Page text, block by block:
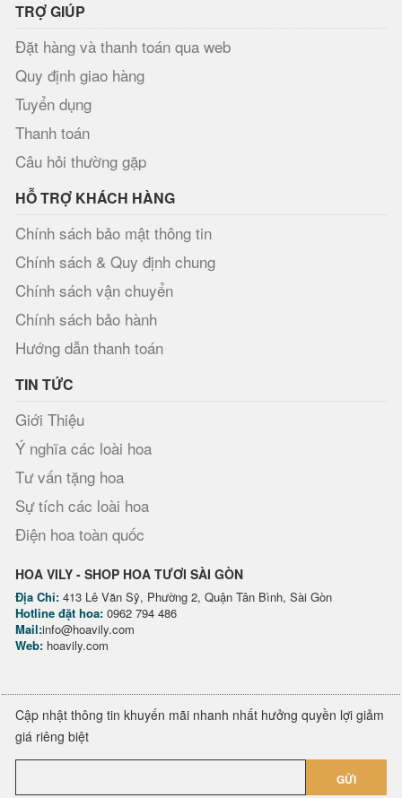
TRỢ GIÚP
Đặt hàng và thanh toán qua web
Quy định giao hàng
Tuyển dụng
Thanh toán
Câu hỏi thường gặp
HỖ TRỢ KHÁCH HÀNG
Chính sách bảo mật thông tin
Chính sách & Quy định chung
Chính sách vận chuyển
Chính sách bảo hành
Hướng dẫn thanh toán
TIN TỨC
Giới Thiệu
Ý nghĩa các loài hoa
Tư vấn tặng hoa
Sự tích các loài hoa
Điện hoa toàn quốc
HOA VILY - SHOP HOA TƯƠI SÀI GÒN
Địa Chỉ: 413 Lê Văn Sỹ, Phường 2, Quận Tân Bình, Sài Gòn
Hotline đặt hoa: 0962 794 486
Mail:info@hoavily.com
Web: hoavily.com
Cập nhật thông tin khuyến mãi nhanh nhất hưởng quyền lợi giảm
giá riêng biệt
GỬI